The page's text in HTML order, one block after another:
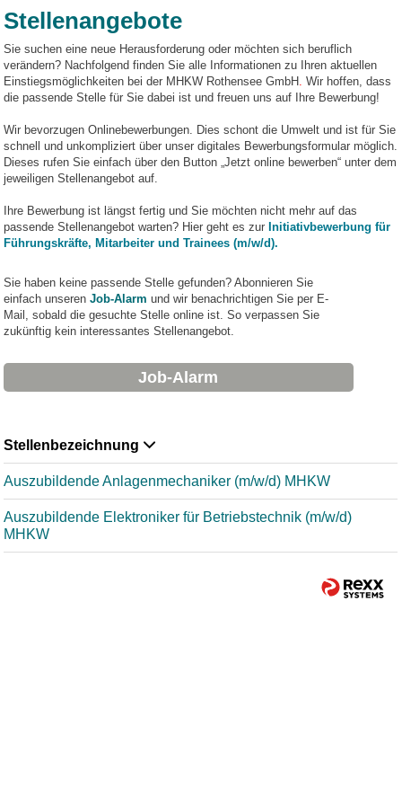
Stellenangebote
Sie suchen eine neue Herausforderung oder möchten sich beruflich
verändern? Nachfolgend finden Sie alle Informationen zu Ihren aktuellen
Einstiegsmöglichkeiten bei der MHKW Rothensee GmbH .Wir hoffen, dass
die passende Stelle für Sie dabei ist und freuen uns auf Ihre Bewerbung!
Wir bevorzugen Onlinebewerbungen. Dies schont die Umwelt und ist für Sie
schnell und unkompliziert über unser digitales Bewerbungsformular möglich.
Dieses rufen Sie einfach über den Button „Jetzt online bewerben“ unter dem
jeweiligen Stellenangebot auf.
Ihre Bewerbung ist längst fertig und Sie möchten nicht mehr auf das
passende Stellenangebot warten? Hier geht es zur Initiativbewerbung für
Führungskräfte, Mitarbeiter und Trainees (m/w/d).
Sie haben keine passende Stelle gefunden? Abonnieren Sie
einfach unserenJob-Alarm und wir benachrichtigen Sie per E-
Mail, sobald die gesuchte Stelle online ist. So verpassen Sie
zukünftig kein interessantes Stellenangebot.
Job-Alarm
Stellenbezeichnung
Auszubildende Anlagenmechaniker (m/w/d) MHKW
Auszubildende Elektroniker für Betriebstechnik (m/w/d)
MHKW